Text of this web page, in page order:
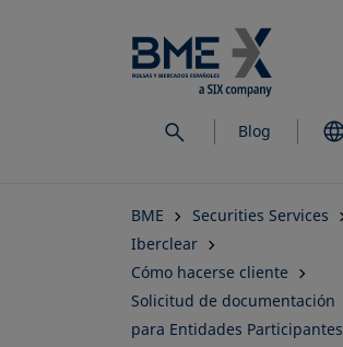
al
contenido
principal
Blog
BME
Securities Services
Iberclear
Cómo hacerse cliente
Solicitud de documentación
para Entidades Participantes